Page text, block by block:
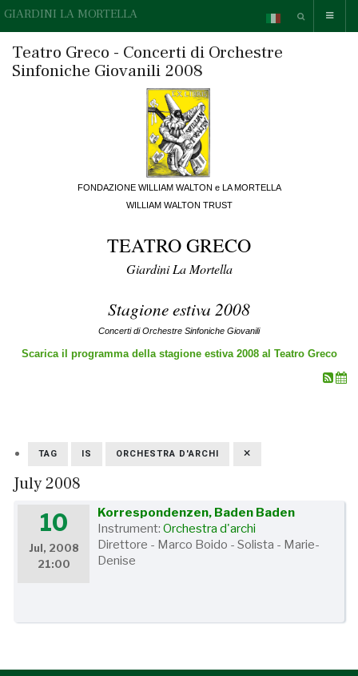
GIARDINI LA MORTELLA
Teatro Greco - Concerti di Orchestre
Sinfoniche Giovanili 2008
FONDAZIONE WILLIAM WALTON e LA MORTELLA
WILLIAM WALTON TRUST
TEATRO GRECO
Giardini La Mortella
Stagione estiva 2008
Concerti di Orchestre Sinfoniche Giovanili
Scarica il programma della stagione estiva 2008 al Teatro Greco
TAG IS ORCHESTRA D'ARCHI
July 2008
10
Jul, 2008
21:00
Korrespondenzen, Baden Baden
Instrument:Orchestra d'archi
Direttore - Marco Boido - Solista - Marie-
Denise